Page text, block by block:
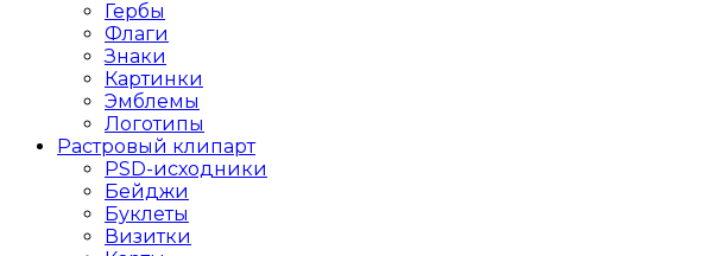
Гербы
Флаги
Знаки
Картинки
Эмблемы
Логотипы
Растровый клипарт
PSD-исходники
Бейджи
Буклеты
Визитки